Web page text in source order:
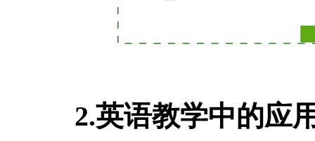
2.英语教学中的应